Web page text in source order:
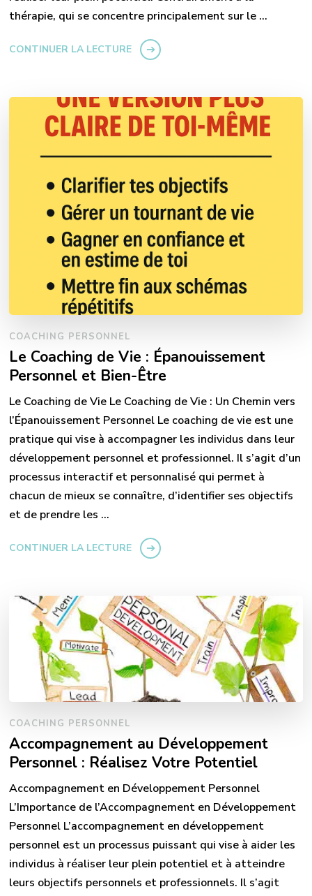
thérapie, qui se concentre principalement sur le …
CONTINUER LA LECTURE
COACHING PERSONNEL
Le Coaching de Vie : Épanouissement
Personnel et Bien-Être
Le Coaching de Vie Le Coaching de Vie : Un Chemin vers
l’Épanouissement Personnel Le coaching de vie est une
pratique qui vise à accompagner les individus dans leur
développement personnel et professionnel. Il s’agit d’un
processus interactif et personnalisé qui permet à
chacun de mieux se connaître, d’identifier ses objectifs
et de prendre les …
CONTINUER LA LECTURE
COACHING PERSONNEL
Accompagnement au Développement
Personnel : Réalisez Votre Potentiel
Accompagnement en Développement Personnel
L’Importance de l’Accompagnement en Développement
Personnel L’accompagnement en développement
personnel est un processus puissant qui vise à aider les
individus à réaliser leur plein potentiel et à atteindre
leurs objectifs personnels et professionnels. Il s’agit